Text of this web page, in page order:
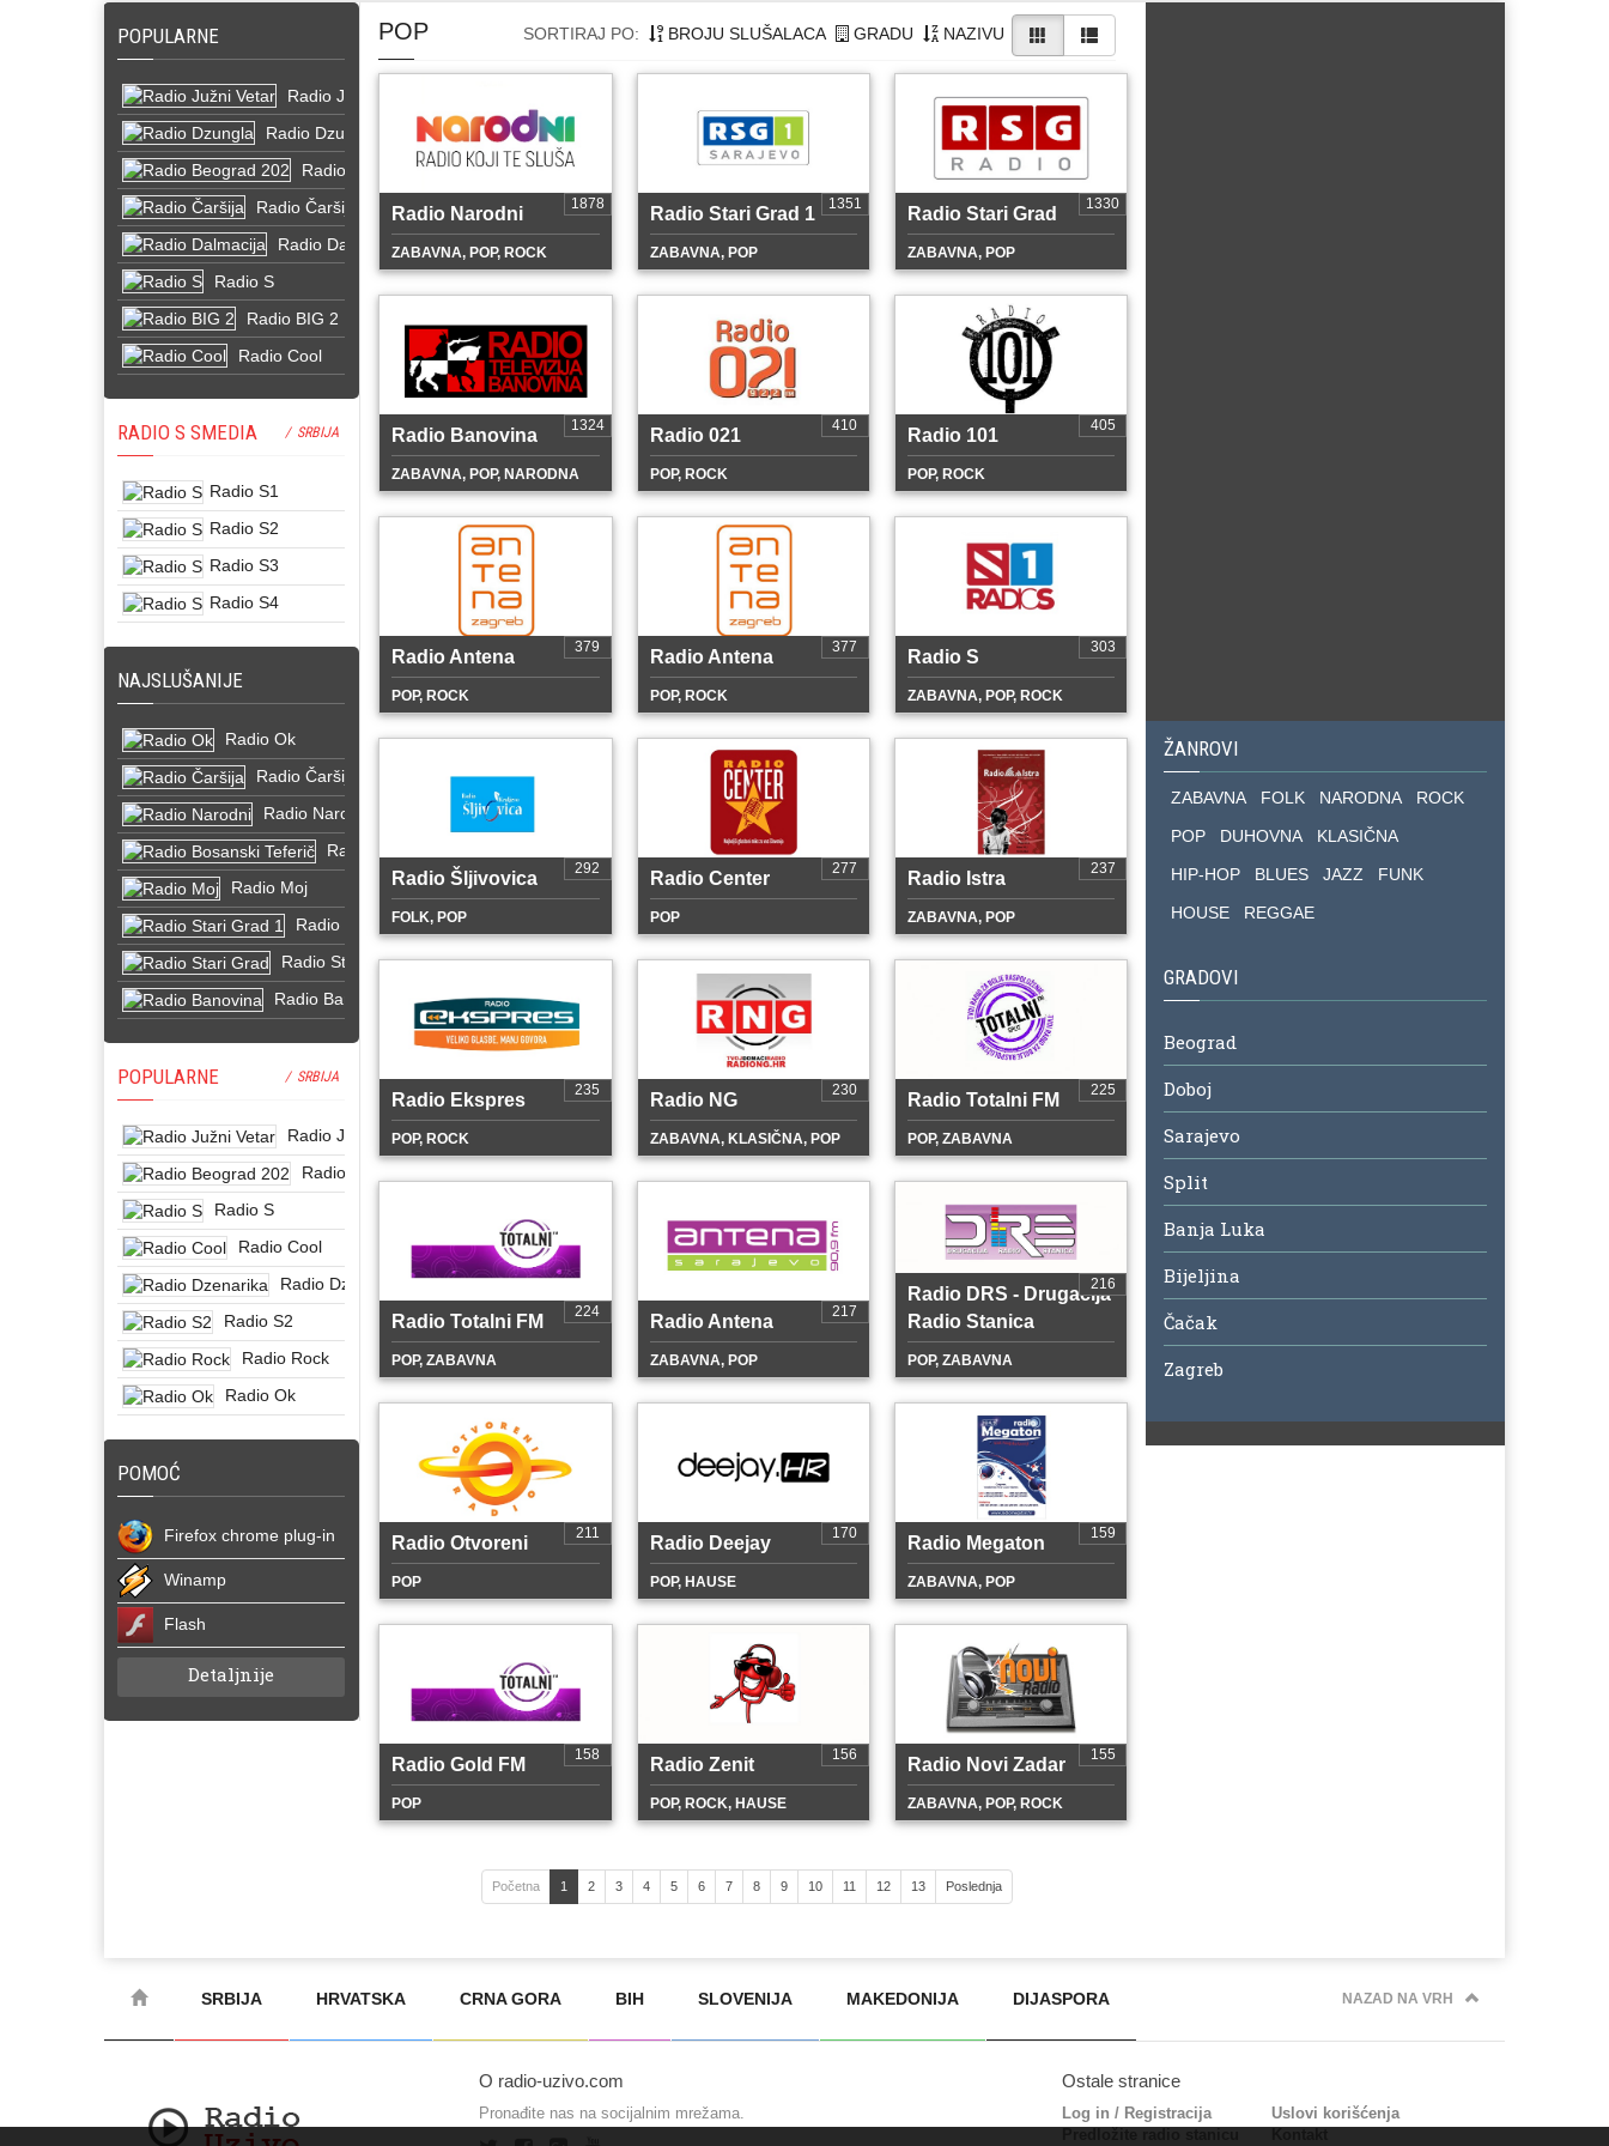
POPULARNE
Radio Južni Vetar
Radio Dzungla
Radio Beograd 202
Radio Čaršija
Radio Dalmacija
Radio S
Radio BIG 2
Radio Cool
RADIO S SMEDIA / SRBIJA
Radio S1
Radio S2
Radio S3
Radio S4
NAJSLUŠANIJE
Radio Ok
Radio Čaršija
Radio Narodni
Radio Bosanski Teferič
Radio Moj
Radio Stari Grad 1
Radio Stari Grad
Radio Banovina
POPULARNE / SRBIJA
Radio Južni Vetar
Radio Beograd 202
Radio S
Radio Cool
Radio Dzenarika
Radio S2
Radio Rock
Radio Ok
POMOĆ
Firefox chrome plug-in
Winamp
Flash
Detaljnije
POP SORTIRAJ PO: BROJU SLUŠALACA GRADU NAZIVU
1878
Radio Narodni
ZABAVNA, POP, ROCK
1351
Radio Stari Grad 1
ZABAVNA, POP
1330
Radio Stari Grad
ZABAVNA, POP
1324
Radio Banovina
ZABAVNA, POP, NARODNA
410
Radio 021
POP, ROCK
405
Radio 101
POP, ROCK
379
Radio Antena
POP, ROCK
377
Radio Antena
POP, ROCK
303
Radio S
ZABAVNA, POP, ROCK
292
Radio Šljivovica
FOLK, POP
277
Radio Center
POP
237
Radio Istra
ZABAVNA, POP
235
Radio Ekspres
POP, ROCK
230
Radio NG
ZABAVNA, KLASIČNA, POP
225
Radio Totalni FM
POP, ZABAVNA
224
Radio Totalni FM
POP, ZABAVNA
217
Radio Antena
ZABAVNA, POP
216
Radio DRS - Drugacija
Radio Stanica
POP, ZABAVNA
211
Radio Otvoreni
POP
170
Radio Deejay
POP, HAUSE
159
Radio Megaton
ZABAVNA, POP
158
Radio Gold FM
POP
156
Radio Zenit
POP, ROCK, HAUSE
155
Radio Novi Zadar
ZABAVNA, POP, ROCK
Početna 1 2 3 4 5 6 7 8 9 10 11 12 13 Poslednja
ŽANROVI
ZABAVNA FOLK NARODNA
ROCK
POP
DUHOVNA
KLASIČNA
HIP-HOP
BLUES JAZZ
FUNK
HOUSE
REGGAE
GRADOVI
Beograd
Doboj
Sarajevo
Split
Banja Luka
Bijeljina
Čačak
Zagreb
SRBIJA HRVATSKA CRNA GORA BIH SLOVENIJA MAKEDONIJA DIJASPORA NAZAD NA VRH
O radio-uzivo.com
Pronađite nas na socijalnim mrežama.
Ostale stranice
Log in / Registracija
Uslovi korišćenja